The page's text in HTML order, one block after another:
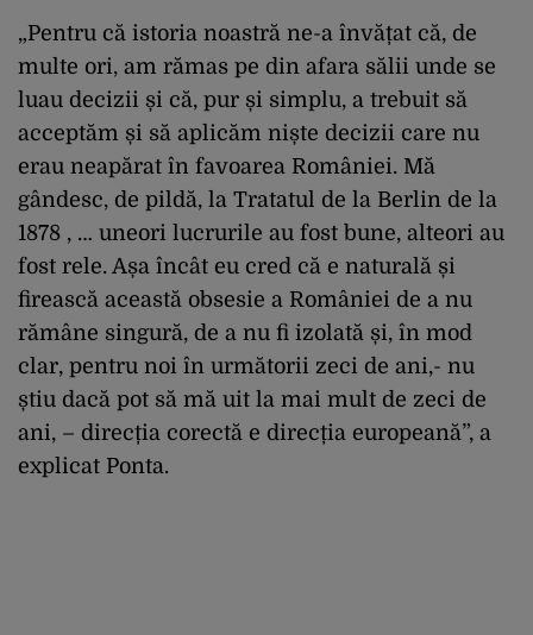
„Pentru că istoria noastră ne-a învățat că, de
multe ori, am rămas pe din afara sălii unde se
luau decizii și că, pur și simplu, a trebuit să
acceptăm și să aplicăm niște decizii care nu
erau neapărat în favoarea României. Mă
gândesc, de pildă, la Tratatul de la Berlin de la
1878 , … uneori lucrurile au fost bune, alteori au
fost rele. Așa încât eu cred că e naturală și
firească această obsesie a României de a nu
rămâne singură, de a nu fi izolată și, în mod
clar, pentru noi în următorii zeci de ani,- nu
știu dacă pot să mă uit la mai mult de zeci de
ani, – direcția corectă e direcția europeană”, a
explicat Ponta.